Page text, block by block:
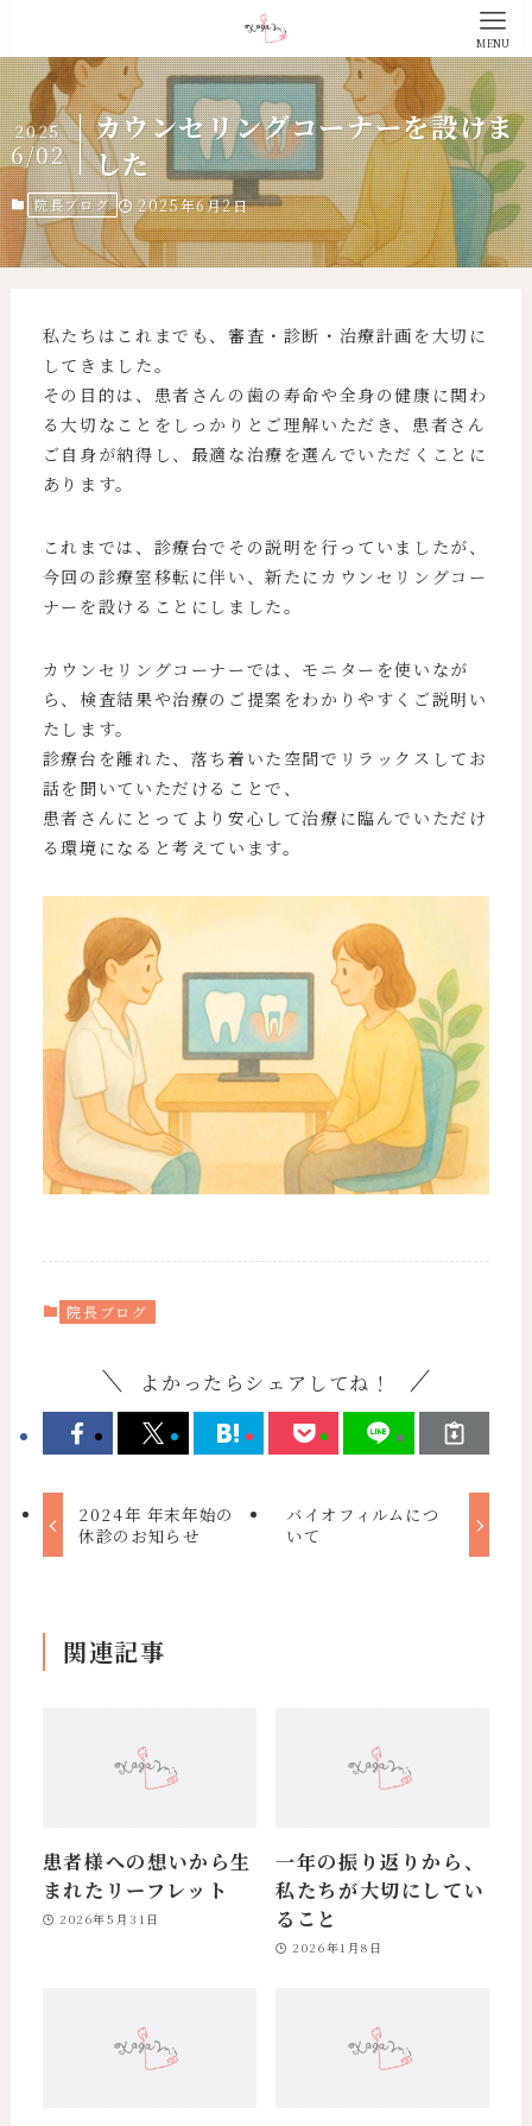
MENU
カウンセリングコーナーを設けま
した
2025
6/02
院長ブログ 2025年6月2日
私たちはこれまでも、審査・診断・治療計画を大切に
してきました。
その目的は、患者さんの歯の寿命や全身の健康に関わ
る大切なことをしっかりとご理解いただき、患者さん
ご自身が納得し、最適な治療を選んでいただくことに
あります。
これまでは、診療台でその説明を行っていましたが、
今回の診療室移転に伴い、新たにカウンセリングコー
ナーを設けることにしました。
カウンセリングコーナーでは、モニターを使いなが
ら、検査結果や治療のご提案をわかりやすくご説明い
たします。
診療台を離れた、落ち着いた空間でリラックスしてお
話を聞いていただけることで、
患者さんにとってより安心して治療に臨んでいただけ
る環境になると考えています。
院長ブログ
よかったらシェアしてね！
2024年 年末年始の
休診のお知らせ
バイオフィルムにつ
いて
関連記事
患者様への想いから生
まれたリーフレット
2026年5月31日
一年の振り返りから、
私たちが大切にしてい
ること
2026年1月8日